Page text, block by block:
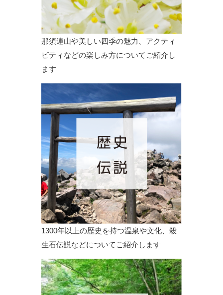
那須連山や美しい四季の魅力、アクティ
ビティなどの楽しみ方についてご紹介し
ます
1300年以上の歴史を持つ温泉や文化、殺
生石伝説などについてご紹介します